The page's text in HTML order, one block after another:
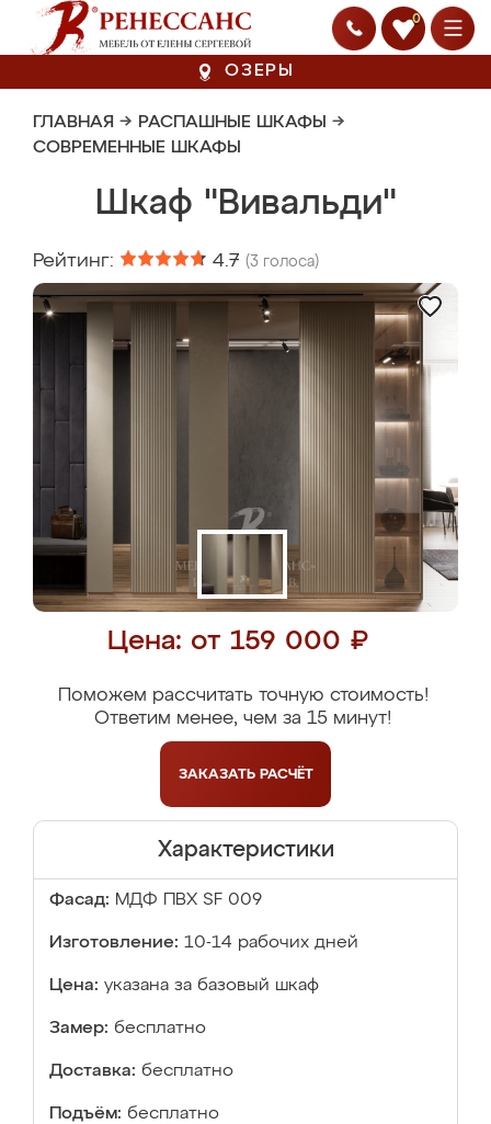
0
ОЗЕРЫ
ГЛАВНАЯ → РАСПАШНЫЕ ШКАФЫ →
СОВРЕМЕННЫЕ ШКАФЫ
Шкаф "Вивальди"
Рейтинг: 4.7 (3 голоса)
Цена: от 159 000 ₽
Поможем рассчитать точную стоимость!
Ответим менее, чем за 15 минут!
ЗАКАЗАТЬ РАСЧЁТ
Характеристики
Фасад: МДФ ПВХ SF 009
Изготовление: 10-14 рабочих дней
Цена: указана за базовый шкаф
Замер: бесплатно
Доставка: бесплатно
Подъём: бесплатно